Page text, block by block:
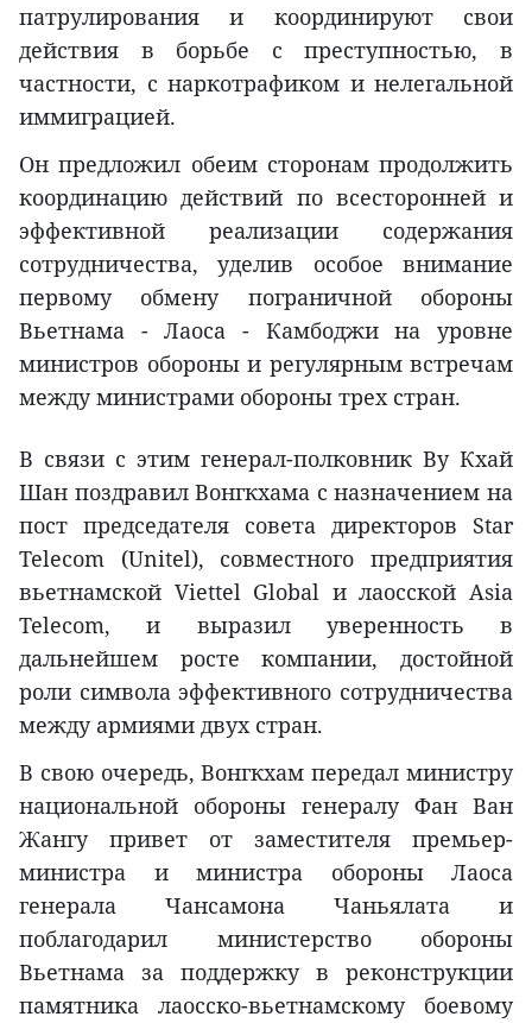
патрулирования и координируют свои
действия в борьбе с преступностью, в
частности, с наркотрафиком и нелегальной
иммиграцией.
Он предложил обеим сторонам продолжить
координацию действий по всесторонней и
эффективной реализации содержания
сотрудничества, уделив особое внимание
первому обмену пограничной обороны
Вьетнама - Лаоса - Камбоджи на уровне
министров обороны и регулярным встречам
между министрами обороны трех стран.
В связи с этим генерал-полковник Ву Кхай
Шан поздравил Вонгкхама с назначением на
пост председателя совета директоров Star
Telecom (Unitel), совместного предприятия
вьетнамской Viettel Global и лаосской Asia
Telecom, и выразил уверенность в
дальнейшем росте компании, достойной
роли символа эффективного сотрудничества
между армиями двух стран.
В свою очередь, Вонгкхам передал министру
национальной обороны генералу Фан Ван
Жангу привет от заместителя премьер-
министра и министра обороны Лаоса
генерала Чансамона Чаньялата и
поблагодарил министерство обороны
Вьетнама за поддержку в реконструкции
памятника лаосско-вьетнамскому боевому